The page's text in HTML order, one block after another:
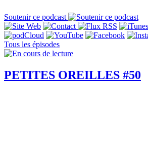
Soutenir ce podcast
Tous les épisodes
PETITES OREILLES #50